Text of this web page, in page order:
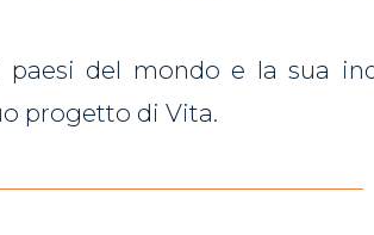
paesi del mondo e la sua
progetto di Vita.